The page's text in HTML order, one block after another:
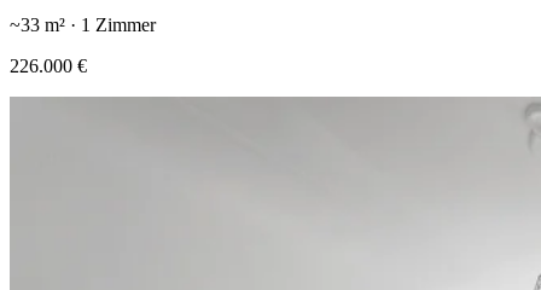
~33 m² · 1 Zimmer
226.000 €